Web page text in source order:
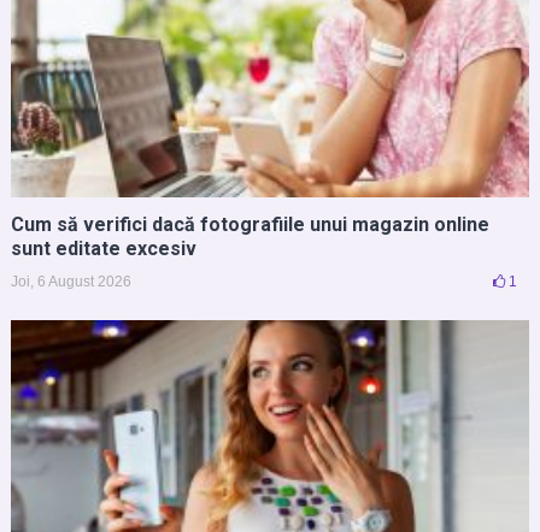
Cum să verifici dacă fotografiile unui magazin online
sunt editate excesiv
Joi, 6 August 2026 1